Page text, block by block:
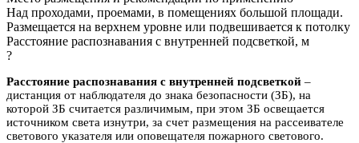
Над проходами, проемами, в помещениях большой площади.
Размещается на верхнем уровне или подвешивается к потолку
Расстояние распознавания с внутренней подсветкой, м
?
Расстояние распознавания с внутренней подсветкой –
дистанция от наблюдателя до знака безопасности (ЗБ), на
которой ЗБ считается различимым, при этом ЗБ освещается
источником света изнутри, за счет размещения на рассеивателе
светового указателя или оповещателя пожарного светового.